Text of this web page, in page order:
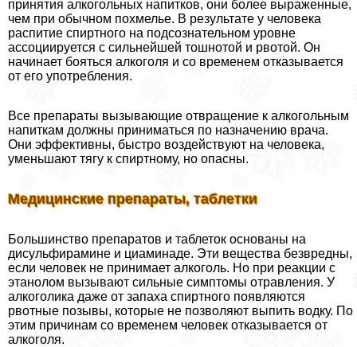
принятия алкогольных напитков, они более выраженные,
чем при обычном похмелье. В результате у человека
распитие спиртного на подсознательном уровне
ассоциируется с сильнейшей тошнотой и рвотой. Он
начинает бояться алкоголя и со временем отказывается
от его употрeбления.
Все препараты вызывающие отвращение к алкогольным
напиткам должны приниматься по назначению врача.
Они эффективны, быстро воздействуют на человека,
уменьшают тягу к спиртному, но опасны.
Медицинские препараты, таблетки
Большинство препаратов и таблеток основаны на
дисульфирамине и циаминаде. Эти вещества безвредны,
если человек не принимает алкоголь. Но при реакции с
этанолом вызывают сильные симптомы отравления. У
алкоголика даже от запаха спиртного появляются
рвотные позывы, которые не позволяют выпить водку. По
этим причинам со временем человек отказывается от
алкоголя.